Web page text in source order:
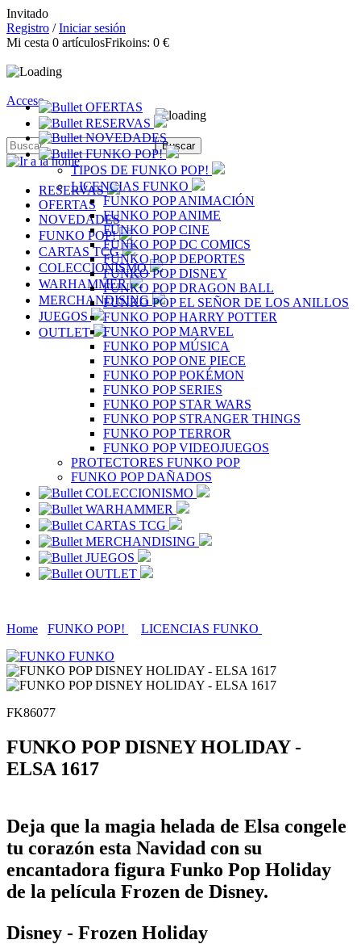
Invitado
Registro /Iniciar sesión
Mi cesta 0 artículosFrikoins: 0 €
Acceso
RESERVAS
OFERTAS
NOVEDADES
FUNKO POP!
CARTAS TCG
COLECCIONISMO
WARHAMMER
MERCHANDISING
JUEGOS
OUTLET
OFERTAS
RESERVAS
NOVEDADES
FUNKO POP!
TIPOS DE FUNKO POP!
LICENCIAS FUNKO
FUNKO POP ANIMACIÓN
FUNKO POP ANIME
FUNKO POP CINE
FUNKO POP DC COMICS
FUNKO POP DEPORTES
FUNKO POP DISNEY
FUNKO POP DRAGON BALL
FUNKO POP EL SEÑOR DE LOS ANILLOS
FUNKO POP HARRY POTTER
FUNKO POP MARVEL
FUNKO POP MÚSICA
FUNKO POP ONE PIECE
FUNKO POP POKÉMON
FUNKO POP SERIES
FUNKO POP STAR WARS
FUNKO POP STRANGER THINGS
FUNKO POP TERROR
FUNKO POP VIDEOJUEGOS
PROTECTORES FUNKO POP
FUNKO POP DAÑADOS
COLECCIONISMO
WARHAMMER
CARTAS TCG
MERCHANDISING
JUEGOS
OUTLET
Home FUNKO POP!
LICENCIAS FUNKO
FUNKO
FK86077
FUNKO POP DISNEY HOLIDAY -
ELSA 1617
Deja que la magia helada de Elsa congele
tu corazón esta Navidad con su
encantadora figura Funko Pop Holiday
de la película Frozen de Disney.
Disney - Frozen Holiday